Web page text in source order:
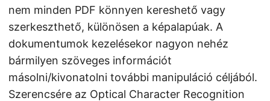
nem minden PDF könnyen kereshető vagy
szerkeszthető, különösen a képalapúak. A
dokumentumok kezelésekor nagyon nehéz
bármilyen szöveges információt
másolni/kivonatolni további manipuláció céljából.
Szerencsére az Optical Character Recognition